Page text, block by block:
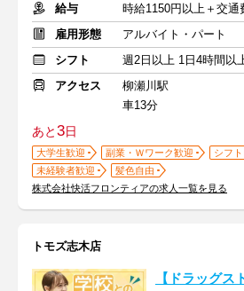
給与
雇用形態
アルバイト・パート
シフト
週2日以上 1日4時間以
アクセス
柳瀬川駅
車13分
あと3日
大学生歓迎 副業・Ｗワーク歓迎
シフ
未経験者歓迎
髪色自由
株式会社快活フロンティアの求人一覧を見る
トモズ志木店
【ドラッグス